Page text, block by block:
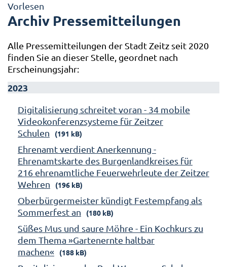
Vorlesen
Archiv Pressemitteilungen
Alle Pressemitteilungen der Stadt Zeitz seit 2020
finden Sie an dieser Stelle, geordnet nach
Erscheinungsjahr:
2023
Digitalisierung schreitet voran - 34 mobile
Videokonferenzsysteme für Zeitzer
Schulen
(191 kB)
Ehrenamt verdient Anerkennung -
Ehrenamtskarte des Burgenlandkreises für
216 ehrenamtliche Feuerwehrleute der Zeitzer
Wehren
(196 kB)
Oberbürgermeister kündigt Festempfang als
Sommerfest an
(180 kB)
Süßes Mus und saure Möhre - Ein Kochkurs zu
dem Thema »Gartenernte haltbar
machen«
(188 kB)